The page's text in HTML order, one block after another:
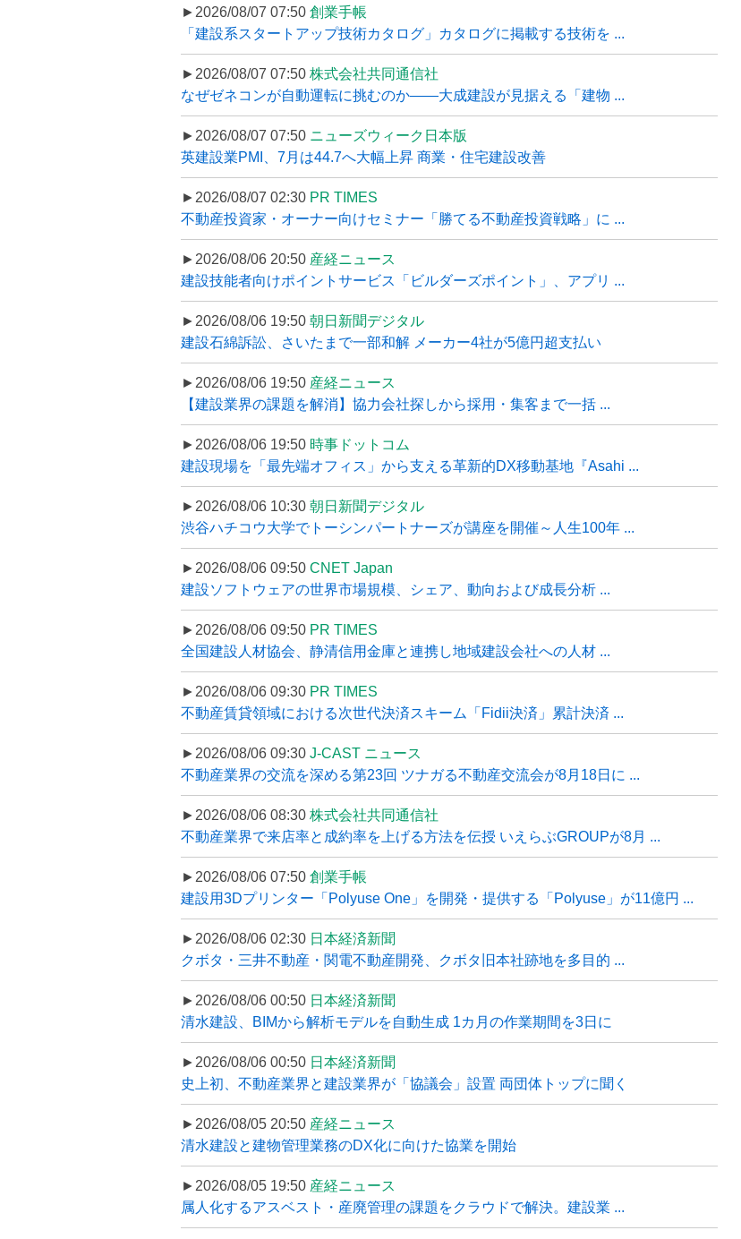
►2026/08/07 07:50 創業手帳
「建設系スタートアップ技術カタログ」カタログに掲載する技術を ...
►2026/08/07 07:50 株式会社共同通信社
なぜゼネコンが自動運転に挑むのか――大成建設が見据える「建物 ...
►2026/08/07 07:50 ニューズウィーク日本版
英建設業PMI、7月は44.7へ大幅上昇 商業・住宅建設改善
►2026/08/07 02:30 PR TIMES
不動産投資家・オーナー向けセミナー「勝てる不動産投資戦略」に ...
►2026/08/06 20:50 産経ニュース
建設技能者向けポイントサービス「ビルダーズポイント」、アプリ ...
►2026/08/06 19:50 朝日新聞デジタル
建設石綿訴訟、さいたまで一部和解 メーカー4社が5億円超支払い
►2026/08/06 19:50 産経ニュース
【建設業界の課題を解消】協力会社探しから採用・集客まで一括 ...
►2026/08/06 19:50 時事ドットコム
建設現場を「最先端オフィス」から支える革新的DX移動基地『Asahi ...
►2026/08/06 10:30 朝日新聞デジタル
渋谷ハチコウ大学でトーシンパートナーズが講座を開催～人生100年 ...
►2026/08/06 09:50 CNET Japan
建設ソフトウェアの世界市場規模、シェア、動向および成長分析 ...
►2026/08/06 09:50 PR TIMES
全国建設人材協会、静清信用金庫と連携し地域建設会社への人材 ...
►2026/08/06 09:30 PR TIMES
不動産賃貸領域における次世代決済スキーム「Fidii決済」累計決済 ...
►2026/08/06 09:30 J-CAST ニュース
不動産業界の交流を深める第23回 ツナガる不動産交流会が8月18日に ...
►2026/08/06 08:30 株式会社共同通信社
不動産業界で来店率と成約率を上げる方法を伝授 いえらぶGROUPが8月 ...
►2026/08/06 07:50 創業手帳
建設用3Dプリンター「Polyuse One」を開発・提供する「Polyuse」が11億円 ...
►2026/08/06 02:30 日本経済新聞
クボタ・三井不動産・関電不動産開発、クボタ旧本社跡地を多目的 ...
►2026/08/06 00:50 日本経済新聞
清水建設、BIMから解析モデルを自動生成 1カ月の作業期間を3日に
►2026/08/06 00:50 日本経済新聞
史上初、不動産業界と建設業界が「協議会」設置 両団体トップに聞く
►2026/08/05 20:50 産経ニュース
清水建設と建物管理業務のDX化に向けた協業を開始
►2026/08/05 19:50 産経ニュース
属人化するアスベスト・産廃管理の課題をクラウドで解決。建設業 ...